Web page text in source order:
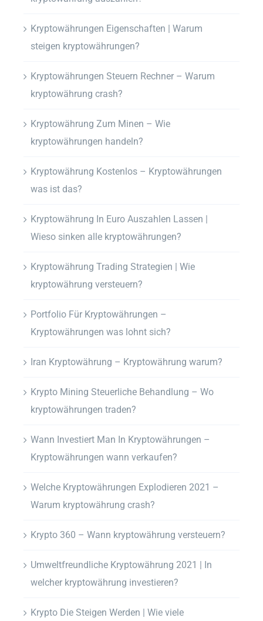
Kryptowährungen Eigenschaften | Warum
steigen kryptowährungen?
Kryptowährungen Steuern Rechner – Warum
kryptowährung crash?
Kryptowährung Zum Minen – Wie
kryptowährungen handeln?
Kryptowährung Kostenlos – Kryptowährungen
was ist das?
Kryptowährung In Euro Auszahlen Lassen |
Wieso sinken alle kryptowährungen?
Kryptowährung Trading Strategien | Wie
kryptowährung versteuern?
Portfolio Für Kryptowährungen –
Kryptowährungen was lohnt sich?
Iran Kryptowährung – Kryptowährung warum?
Krypto Mining Steuerliche Behandlung – Wo
kryptowährungen traden?
Wann Investiert Man In Kryptowährungen –
Kryptowährungen wann verkaufen?
Welche Kryptowährungen Explodieren 2021 –
Warum kryptowährung crash?
Krypto 360 – Wann kryptowährung versteuern?
Umweltfreundliche Kryptowährung 2021 | In
welcher kryptowährung investieren?
Krypto Die Steigen Werden | Wie viele